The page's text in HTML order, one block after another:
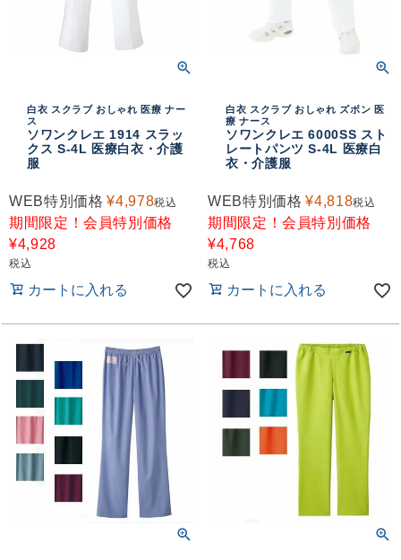
白衣 スクラブ おしゃれ 医療 ナー
ス
ソワンクレエ 1914 スラッ
クス S-4L 医療白衣・介護
服
WEB特別価格 ¥4,978税込
期間限定！会員特別価格
¥4,928
税込
カートに入れる
白衣 スクラブ おしゃれ ズボン 医
療 ナース
ソワンクレエ 6000SS スト
レートパンツ S-4L 医療白
衣・介護服
WEB特別価格 ¥4,818税込
期間限定！会員特別価格
¥4,768
税込
カートに入れる